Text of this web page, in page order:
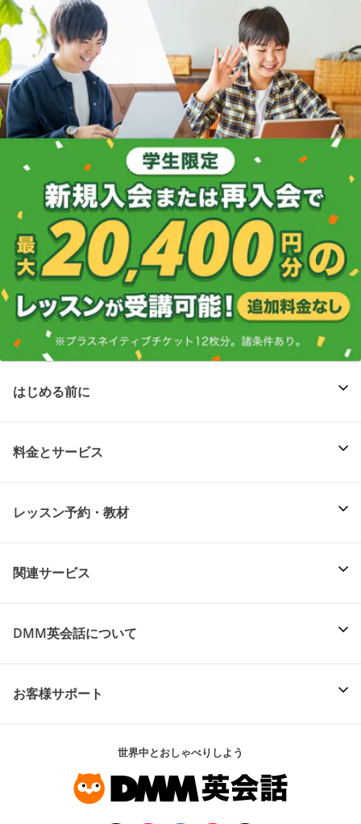
はじめる前に
料金とサービス
レッスン予約・教材
関連サービス
DMM英会話について
お客様サポート
世界中とおしゃべりしよう